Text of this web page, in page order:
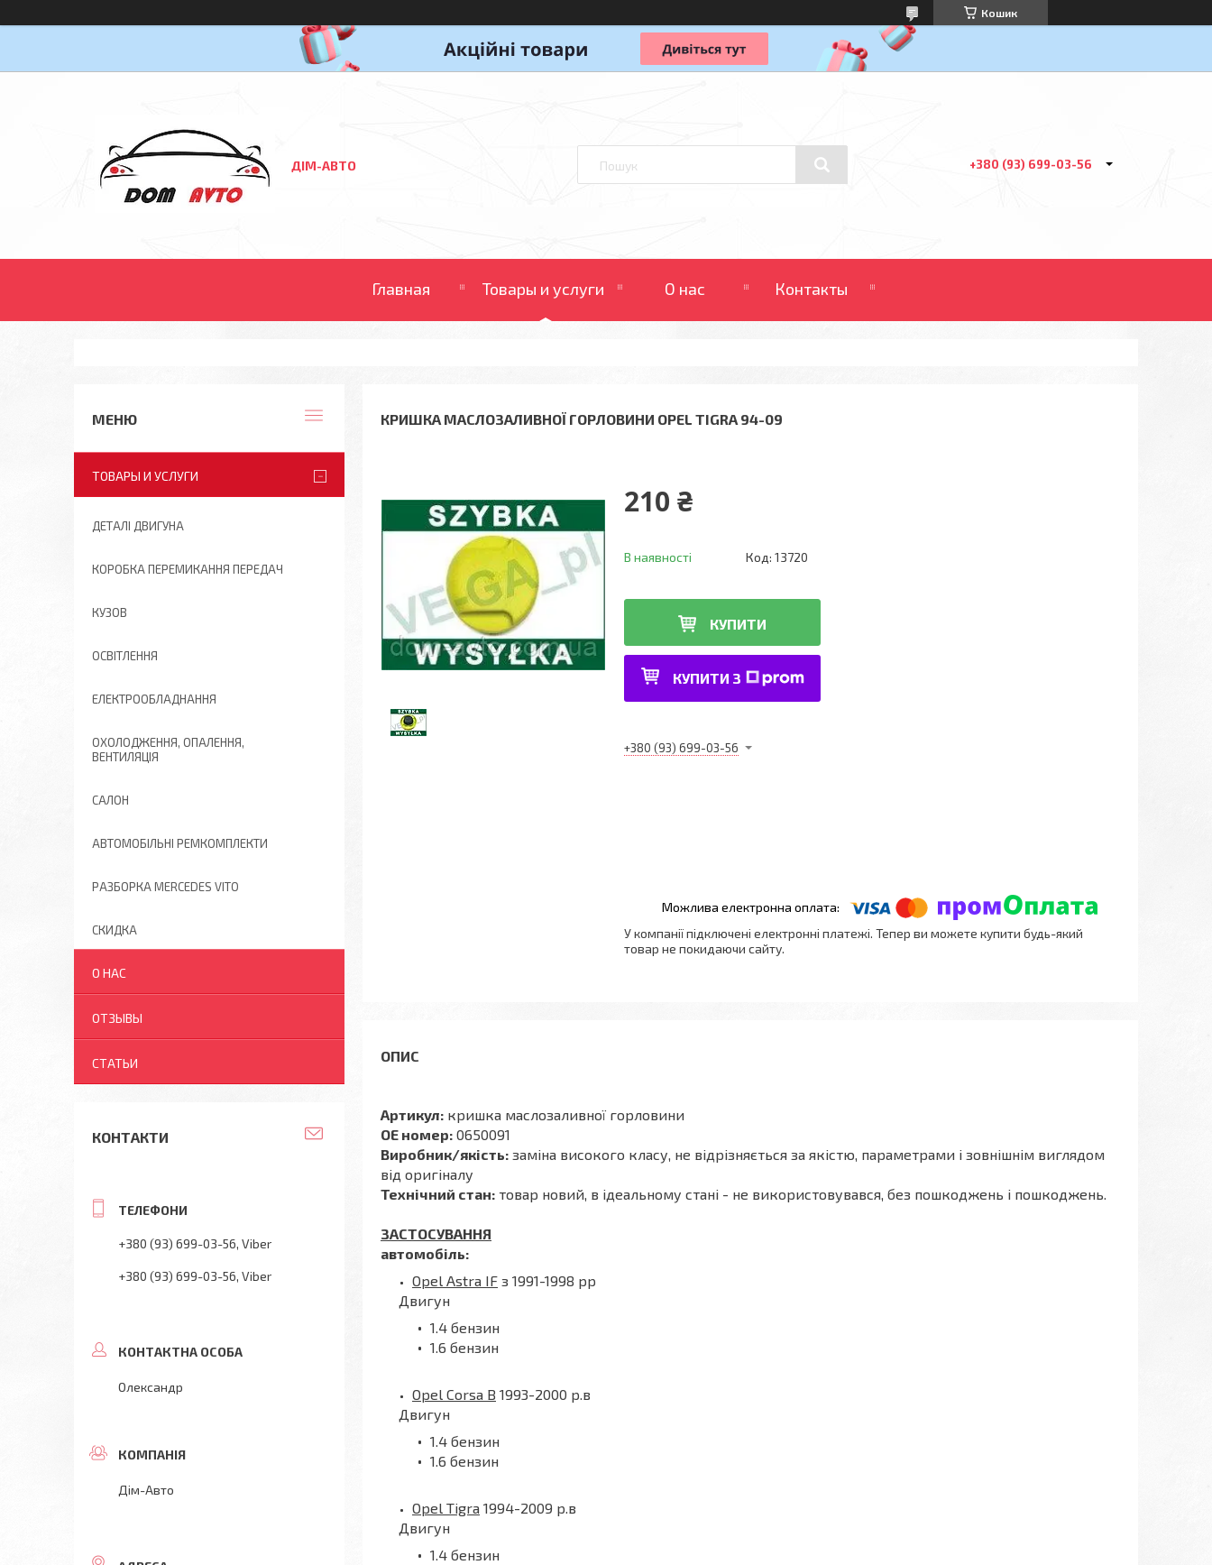
Кошик
ДІМ-АВТО +380 (93) 699-03-56
Главная Товары и услуги О нас Контакты
КРИШКА МАСЛОЗАЛИВНОЇ ГОРЛОВИНИ OPEL TIGRA 94-09
210 ₴
В наявності Код: 13720
КУПИТИ
КУПИТИ З
+380 (93) 699-03-56
У компанії підключені електронні платежі. Тепер ви можете купити будь-який
товар не покидаючи сайту.
Артикул: кришка маслозаливної горловини
OE номер: 0650091
Виробник/якість: заміна високого класу, не відрізняється за якістю, параметрами і зовнішнім виглядом
від оригіналу
Технічний стан: товар новий, в ідеальному стані - не використовувався, без пошкоджень і пошкоджень.
ЗАСТОСУВАННЯ
автомобіль:
Opel Astra IF з 1991-1998 рр
Двигун
1.4 бензин
1.6 бензин
Opel Corsa B 1993-2000 р.в
Двигун
1.4 бензин
1.6 бензин
Opel Tigra 1994-2009 р.в
Двигун
1.4 бензин
ТОВАРЫ И УСЛУГИ
ДЕТАЛІ ДВИГУНА
КОРОБКА ПЕРЕМИКАННЯ ПЕРЕДАЧ
КУЗОВ
ОСВІТЛЕННЯ
ЕЛЕКТРООБЛАДНАННЯ
ОХОЛОДЖЕННЯ, ОПАЛЕННЯ,
ВЕНТИЛЯЦІЯ
САЛОН
АВТОМОБІЛЬНІ РЕМКОМПЛЕКТИ
РАЗБОРКА MERCEDES VITO
СКИДКА
О НАС
ОТЗЫВЫ
СТАТЬИ
КОНТАКТИ
+380 (93) 699-03-56 Viber
+380 (93) 699-03-56 Viber
Олександр
Дім-Авто